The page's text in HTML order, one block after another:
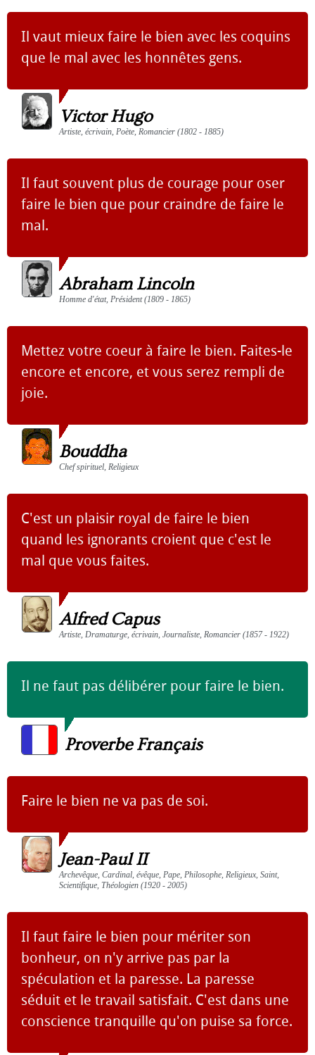
Il vaut mieux faire le bien avec les coquins
que le mal avec les honnêtes gens.
Victor Hugo
Artiste, écrivain, Poète, Romancier (1802 - 1885)
Il faut souvent plus de courage pour oser
faire le bien que pour craindre de faire le
mal.
Abraham Lincoln
Homme d'état, Président (1809 - 1865)
Mettez votre coeur à faire le bien. Faites-le
encore et encore, et vous serez rempli de
joie.
Bouddha
Chef spirituel, Religieux
C'est un plaisir royal de faire le bien
quand les ignorants croient que c'est le
mal que vous faites.
Alfred Capus
Artiste, Dramaturge, écrivain, Journaliste, Romancier (1857 - 1922)
Il ne faut pas délibérer pour faire le bien.
Proverbe Français
Faire le bien ne va pas de soi.
Jean-Paul II
Archevêque, Cardinal, évêque, Pape, Philosophe, Religieux, Saint,
Scientifique, Théologien (1920 - 2005)
Il faut faire le bien pour mériter son
bonheur, on n'y arrive pas par la
spéculation et la paresse. La paresse
séduit et le travail satisfait. C'est dans une
conscience tranquille qu'on puise sa force.